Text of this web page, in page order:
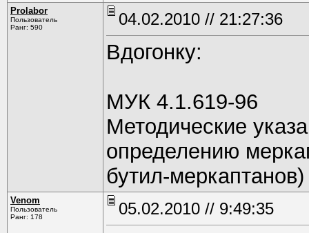
Prolabor
Пользователь
Ранг: 590
04.02.2010 // 21:27:36
Вдогонку:
МУК 4.1.619-96
Методические
определению
бутил-
Venom
Пользователь
Ранг: 178
05.02.2010 // 9:49:35